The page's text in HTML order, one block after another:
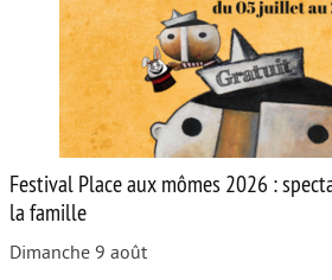
Festival Place aux mômes 2026 :
la famille
Dimanche 9 août